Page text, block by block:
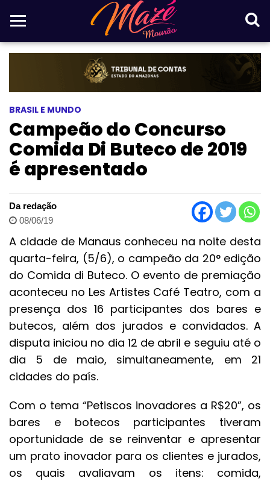
BRASIL E MUNDO
Campeão do Concurso
Comida Di Buteco de 2019
é apresentado
Da redação
08/06/19
A cidade de Manaus conheceu na noite desta
quarta-feira, (5/6), o campeão da 20° edição
do Comida di Buteco. O evento de premiação
aconteceu no Les Artistes Café Teatro, com a
presença dos 16 participantes dos bares e
butecos, além dos jurados e convidados. A
disputa iniciou no dia 12 de abril e seguiu até o
dia 5 de maio, simultaneamente, em 21
cidades do país.
Com o tema “Petiscos inovadores a R$20”, os
bares e botecos participantes tiveram
oportunidade de se reinventar e apresentar
um prato inovador para os clientes e jurados,
os quais avaliavam os itens: comida,